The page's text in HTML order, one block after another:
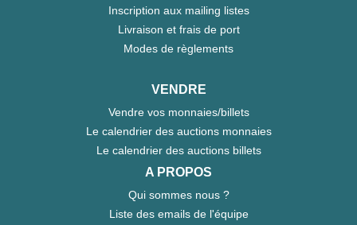
Inscription aux mailing listes
Livraison et frais de port
Modes de règlements
VENDRE
Vendre vos monnaies/billets
Le calendrier des auctions monnaies
Le calendrier des auctions billets
A PROPOS
Qui sommes nous ?
Liste des emails de l'équipe